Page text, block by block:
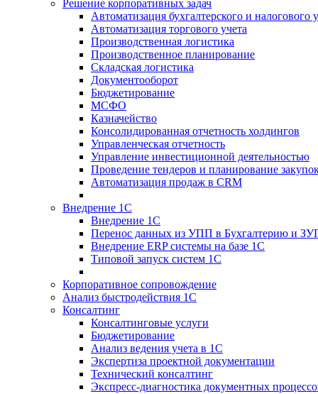
Решение корпоративных задач
Автоматизация бухгалтерского и налогового
Автоматизация торгового учета
Производственная логистика
Производственное планирование
Складская логистика
Документооборот
Бюджетирование
МСФО
Казначейство
Консолидированная отчетность холдингов
Управленческая отчетность
Управление инвестиционной деятельностью
Проведение тендеров и планирование
Автоматизация продаж в CRM
Внедрение 1С
Внедрение 1С
Перенос данных из УПП в Бухгалтерию и
Внедрение ERP системы на базе 1С
Типовой запуск систем 1С
Корпоративное сопровождение
Анализ быстродействия 1С
Консалтинг
Консалтинговые услуги
Бюджетирование
Анализ ведения учета в 1С
Экспертиза проектной документации
Технический консалтинг
Экспресс-диагностика документных